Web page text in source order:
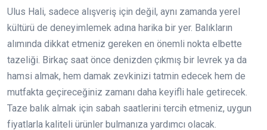
Ulus Hali, sadece alışveriş için değil, aynı zamanda yerel
kültürü de deneyimlemek adına harika bir yer. Balıkların
alımında dikkat etmeniz gereken en önemli nokta elbette
tazeliği. Birkaç saat önce denizden çıkmış bir levrek ya da
hamsi almak, hem damak zevkinizi tatmin edecek hem de
mutfakta geçireceğiniz zamanı daha keyifli hale getirecek.
Taze balık almak için sabah saatlerini tercih etmeniz, uygun
fiyatlarla kaliteli ürünler bulmanıza yardımcı olacak.